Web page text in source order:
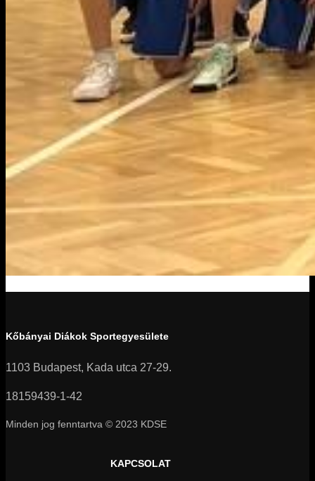
Kőbányai Diákok Sportegyesülete
1103 Budapest, Kada utca 27-29.
18159439-1-42
Minden jog fenntartva © 2023 KDSE
KAPCSOLAT